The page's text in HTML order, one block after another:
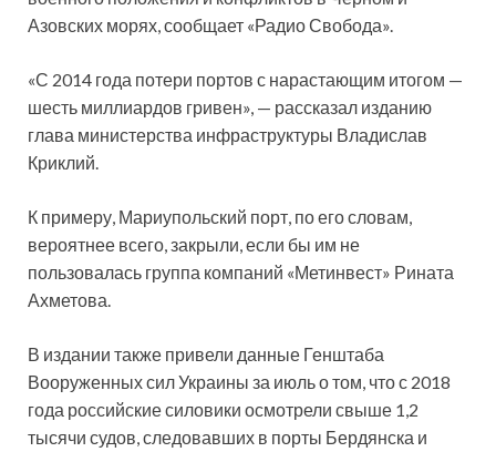
Азовских морях, сообщает «Радио Свобода».
«С 2014 года потери портов с нарастающим итогом —
шесть миллиардов гривен», — рассказал изданию
глава министерства инфраструктуры Владислав
Криклий.
К примеру, Мариупольский порт, по его словам,
вероятнее всего, закрыли, если бы им не
пользовалась группа компаний «Метинвест» Рината
Ахметова.
В издании также привели данные Генштаба
Вооруженных сил Украины за июль о том, что с 2018
года российские силовики осмотрели свыше 1,2
тысячи судов, следовавших в порты Бердянска и